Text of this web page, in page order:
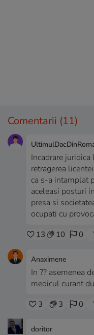
Comentarii (11)
Incadrare
retragerea
ca s-a intamplat
aceleasi posturi
presa si
ocupati cu
13 10 0
Anaximene
In ?? asemenea
medicul curant
3 3 0
doritor